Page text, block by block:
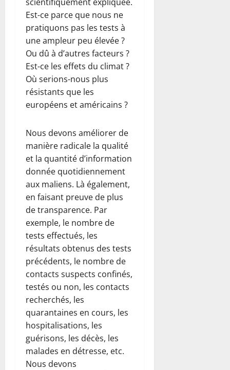
Est-ce parce que nous ne
pratiquons pas les tests à
une ampleur peu élevée ?
Ou dû à d’autres facteurs ?
Est-ce les effets du climat ?
Où serions-nous plus
résistants que les
européens et américains ?
Nous devons améliorer de
manière radicale la qualité
et la quantité d’information
donnée quotidiennement
aux maliens. Là également,
en faisant preuve de plus
de transparence. Par
exemple, le nombre de
tests effectués, les
résultats obtenus des tests
précédents, le nombre de
contacts suspects confinés,
testés ou non, les contacts
recherchés, les
quarantaines en cours, les
hospitalisations, les
guérisons, les décès, les
malades en détresse, etc.
Nous devons